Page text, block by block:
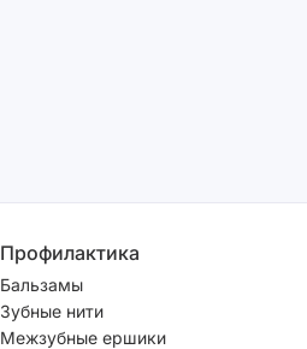
Профилактика
Бальзамы
Зубные нити
Межзубные ершики